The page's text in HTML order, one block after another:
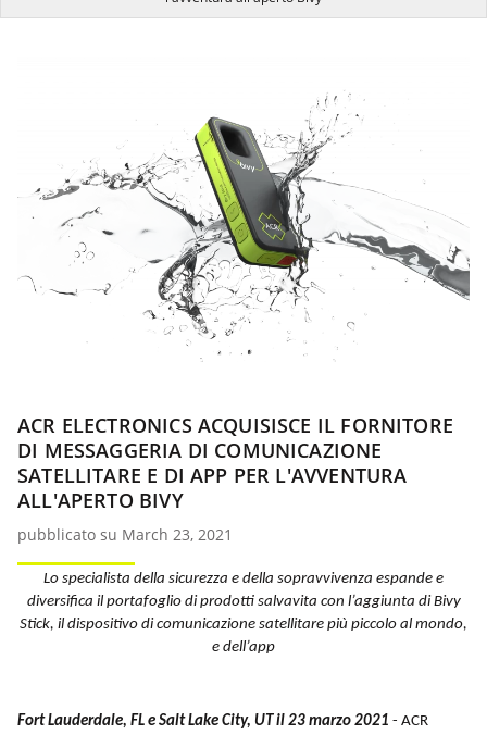
ACR ELECTRONICS ACQUISISCE IL FORNITORE
DI MESSAGGERIA DI COMUNICAZIONE
SATELLITARE E DI APP PER L'AVVENTURA
ALL'APERTO BIVY
pubblicato su March 23, 2021
Lo specialista della sicurezza e della sopravvivenza espande e
diversifica il portafoglio di prodotti salvavita con l’aggiunta di Bivy
Stick, il dispositivo di comunicazione satellitare più piccolo al mondo,
e dell’app
Fort Lauderdale, FL e Salt Lake City, UT il 23 marzo 2021 - ACR